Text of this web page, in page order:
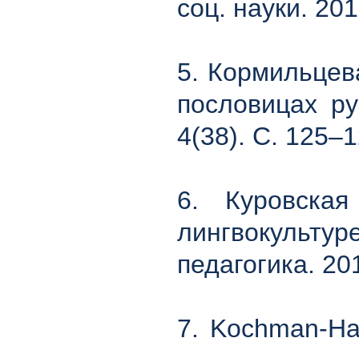
соц. науки.
5.
пословицах
4(38). С.
6.
педагогика.
7. Kochman-